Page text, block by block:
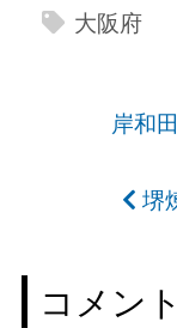
大阪府
ビ
ゲ
岸和
堺
コメン